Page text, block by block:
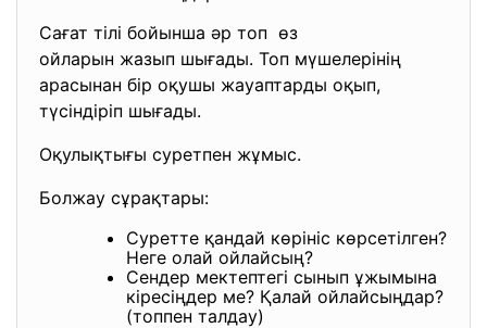
Сағат тілі бойынша әр топ өз
ойларын жазып шығады. Топ мүшелерінің
арасынан бір оқушы жауаптарды оқып,
түсіндіріп шығады.
Оқулықтығы суретпен жұмыс.
Болжау сұрақтары:
Суретте қандай көрініс көрсетілген?
Неге олай ойлайсың?
Сендер мектептегі сынып ұжымына
кіресіңдер ме? Қалай ойлайсыңдар?
(топпен талдау)